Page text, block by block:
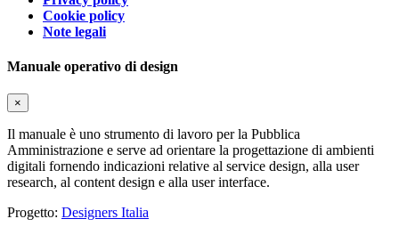
Cookie policy
Note legali
Manuale operativo di design
×
Il manuale è uno strumento di lavoro per la Pubblica
Amministrazione e serve ad orientare la progettazione di ambienti
digitali fornendo indicazioni relative al service design, alla user
research, al content design e alla user interface.
Progetto: Designers Italia